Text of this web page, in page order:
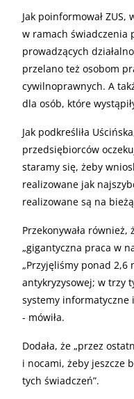
Jak poinformował ZUS,
w ramach świadczenia
prowadzących
przelano też osobom
cywilnoprawnych. A
dla osób, które
Jak podkreśliła
przedsiębiorców
staramy się, żeby
realizowane jak
realizowane są na
Przekonywała również,
„gigantyczna praca w
„Przyjęliśmy ponad 2,6
antykryzysowej; w trzy
systemy informatyczne
- mówiła.
Dodała, że „przez
i nocami, żeby jeszcze
tych świadczeń”.